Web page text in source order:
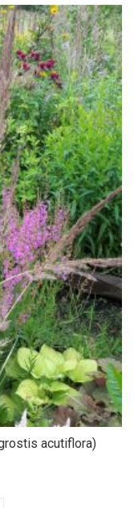
acutiflora)